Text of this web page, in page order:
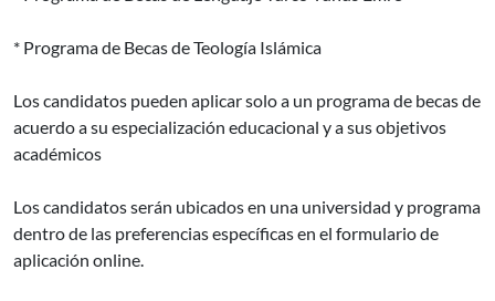
* Programa de Becas de Teología Islámica
Los candidatos pueden aplicar solo a un programa de becas de
acuerdo a su especialización educacional y a sus objetivos
académicos
Los candidatos serán ubicados en una universidad y programa
dentro de las preferencias específicas en el formulario de
aplicación online.